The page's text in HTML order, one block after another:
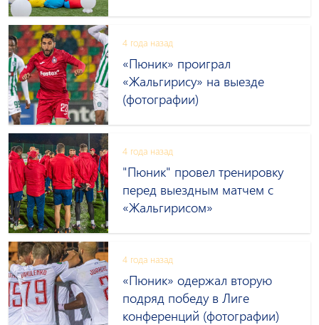
4 года назад
«Пюник» проиграл
«Жальгирису» на выезде
(фотографии)
4 года назад
"Пюник" провел тренировку
перед выездным матчем с
«Жальгирисом»
4 года назад
«Пюник» одержал вторую
подряд победу в Лиге
конференций (фотографии)